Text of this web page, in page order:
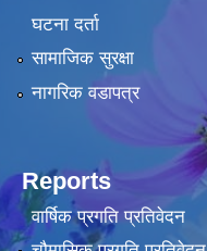
घटना दर्ता
सामाजिक सुरक्षा
नागरिक वडापत्र
Reports
वार्षिक प्रगति प्रतिवेदन